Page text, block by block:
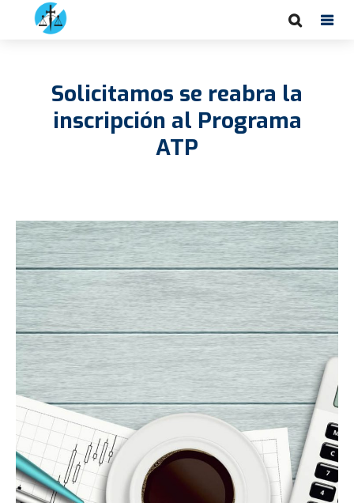
Solicitamos se reabra la
inscripción al Programa
ATP